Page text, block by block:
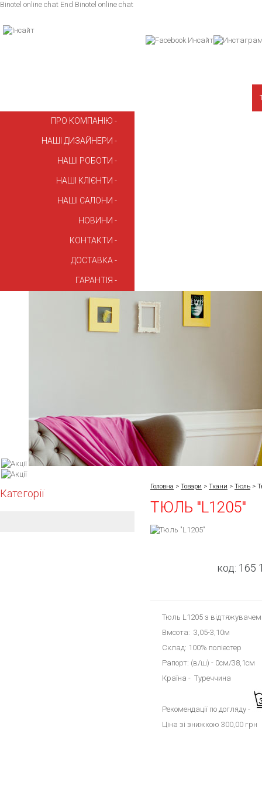
Binotel online chat End Binotel online chat
ПРО КОМПАНІЮ
НАШІ ДИЗАЙНЕРИ
НАШІ РОБОТИ
НАШІ КЛІЄНТИ
НАШІ САЛОНИ
НОВИНИ
КОНТАКТИ
ДОСТАВКА
ГАРАНТІЯ
Категорії
Головна > Товари > Ткани > Тюль >
ТЮЛЬ "L1205"
код: 165
Тюль L1205 з
Вмсота: 3,05-3,10м
Склад: 100% поліестер
Рапорт: (в/ш) - 0см/38,1см
Країна - Туреччина
Рекомендації по догляду -
Ціна зі знижкою 300,00 грн